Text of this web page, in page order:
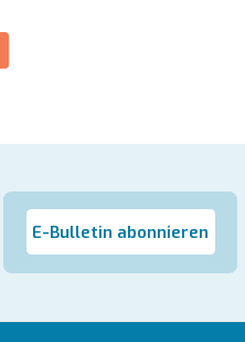
E-Bulletin abonnieren